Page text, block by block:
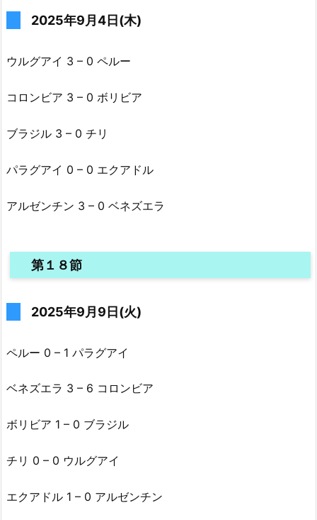
2025年9月4日(木)
ウルグアイ 3 – 0 ペルー
コロンビア 3 – 0 ボリビア
ブラジル 3 – 0 チリ
パラグアイ 0 – 0 エクアドル
アルゼンチン 3 – 0 ベネズエラ
第１８節
2025年9月9日(火)
ペルー 0 – 1 パラグアイ
ベネズエラ 3 – 6 コロンビア
ボリビア 1 – 0 ブラジル
チリ 0 – 0 ウルグアイ
エクアドル 1 – 0 アルゼンチン